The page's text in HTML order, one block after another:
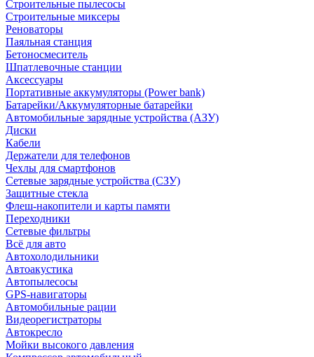
Строительные пылесосы
Строительные миксеры
Реноваторы
Паяльная станция
Бетоносмеситель
Шпатлевочные станции
Аксессуары
Портативные аккумуляторы (Power bank)
Батарейки/Аккумуляторные батарейки
Автомобильные зарядные устройства (АЗУ)
Диски
Кабели
Держатели для телефонов
Чехлы для смартфонов
Сетевые зарядные устройства (СЗУ)
Защитные стекла
Флеш-накопители и карты памяти
Переходники
Сетевые фильтры
Всё для авто
Автохолодильники
Автоакустика
Автопылесосы
GPS-навигаторы
Автомобильные рации
Видеорегистраторы
Автокресло
Мойки высокого давления